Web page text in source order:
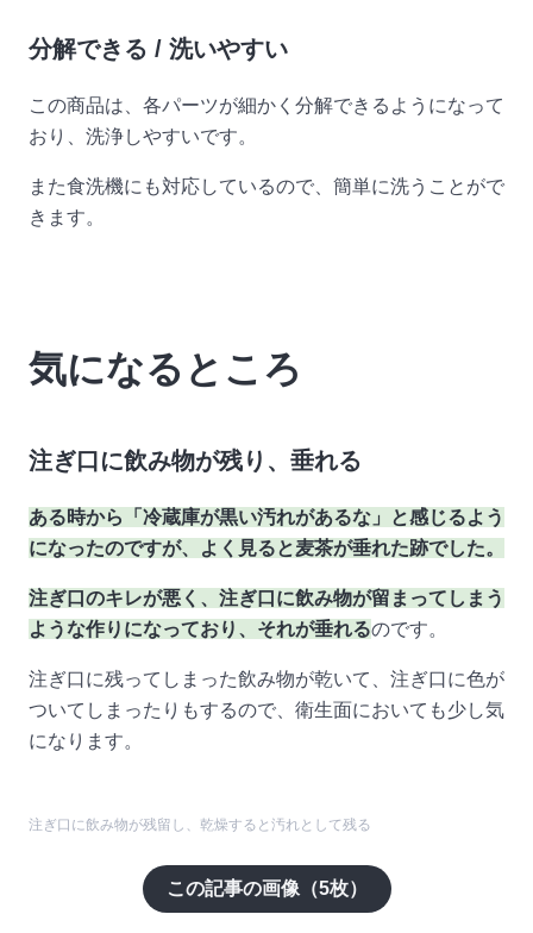
分解できる / 洗いやすい
この商品は、各パーツが細かく分解できるようになって
おり、洗浄しやすいです。
また食洗機にも対応しているので、簡単に洗うことがで
きます。
気になるところ
注ぎ口に飲み物が残り、垂れる
ある時から「冷蔵庫が黒い汚れがあるな」と感じるよう
になったのですが、よく見ると麦茶が垂れた跡でした。
注ぎ口のキレが悪く、注ぎ口に飲み物が留まってしまう
ような作りになっており、それが垂れるのです。
注ぎ口に残ってしまった飲み物が乾いて、注ぎ口に色が
ついてしまったりもするので、衛生面においても少し気
になります。
注ぎ口に飲み物が残留し、乾燥すると汚れとして残る
この記事の画像（5枚）